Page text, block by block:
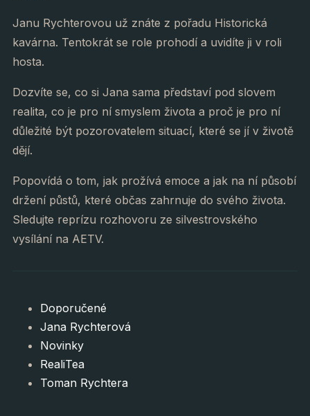
Janu Rychterovou už znáte z pořadu Historická
kavárna. Tentokrát se role prohodí a uvidíte ji v roli
hosta.
Dozvíte se, co si Jana sama představí pod slovem
realita, co je pro ní smyslem života a proč je pro ní
důležité být pozorovatelem situací, které se jí v životě
dějí.
Popovídá o tom, jak prožívá emoce a jak na ní působí
držení půstů, které občas zahrnuje do svého života.
Sledujte reprízu rozhovoru ze silvestrovského
vysílání na AETV.
Doporučené
Jana Rychterová
Novinky
RealiTea
Toman Rychtera